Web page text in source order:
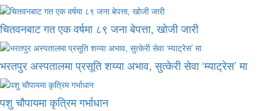
चितवनबाट गत एक वर्षमा ८९ जना बेपत्ता, खोजी जारी
भरतपुर अस्पतालमा प्रसूति शय्या अभाव, सुत्केरी सेवा ‘म्याट्रेस’ मा
पशु चौपायमा कृत्रिम गर्भाधान